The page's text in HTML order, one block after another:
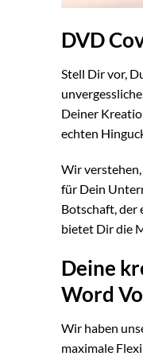
DVD
Stell Dir vor,
Deiner
echten
Wir
für Dein
Botschaft, der
bietet Dir die
Deine
Word
Wir haben
maximale